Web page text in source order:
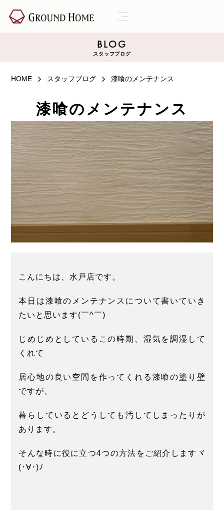
BLOG
スタッフブログ
HOME スタッフブログ 漆喰のメンテナンス
漆喰のメンテナンス
こんにちは、水戸店です。
本日は漆喰のメンテナンスについて書いていき
たいと思います(￣^￣)ゞ
じめじめとしているこの時期、湿気を調湿して
くれて
居心地の良い空間を作ってくれる漆喰の塗り壁
ですが、
暮らしているとどうしても汚してしまったりが
あります。
そんな時に役に立つ4つの方法をご紹介しますヾ
(･∀･)ﾉ